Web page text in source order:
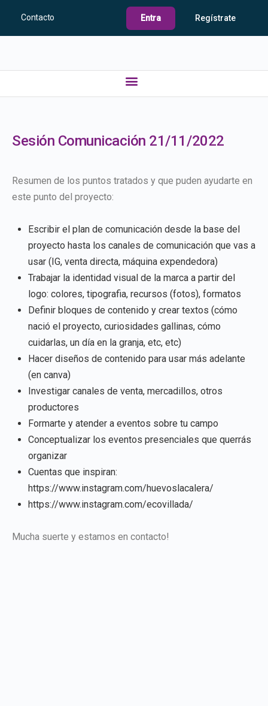
Contacto Entra Regístrate
Sesión Comunicación 21/11/2022
Resumen de los puntos tratados y que puden ayudarte en
este punto del proyecto:
Escribir el plan de comunicación desde la base del
proyecto hasta los canales de comunicación que vas a
usar (IG, venta directa, máquina expendedora)
Trabajar la identidad visual de la marca a partir del
logo: colores, tipografia, recursos (fotos), formatos
Definir bloques de contenido y crear textos (cómo
nació el proyecto, curiosidades gallinas, cómo
cuidarlas, un día en la granja, etc, etc)
Hacer diseños de contenido para usar más adelante
(en canva)
Investigar canales de venta, mercadillos, otros
productores
Formarte y atender a eventos sobre tu campo
Conceptualizar los eventos presenciales que querrás
organizar
Cuentas que inspiran:
https://www.instagram.com/huevoslacalera/
https://www.instagram.com/ecovillada/
Mucha suerte y estamos en contacto!